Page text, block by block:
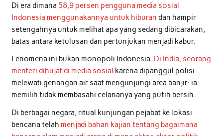
Di era dimana 58,9 persen pengguna media sosial
Indonesia menggunakannya untuk hiburan dan hampir
setengahnya untuk melihat apa yang sedang dibicarakan,
batas antara ketulusan dan pertunjukan menjadi kabur.
Fenomena ini bukan monopoli Indonesia. Di India, seorang
menteri dihujat di media sosial karena dipanggul polisi
melewati genangan air saat mengunjungi area banjir: ia
memilih tidak membasahi celananya yang putih bersih.
Di berbagai negara, ritual kunjungan pejabat ke lokasi
bencana telah menjadi bahan kajian tentang bagaimana